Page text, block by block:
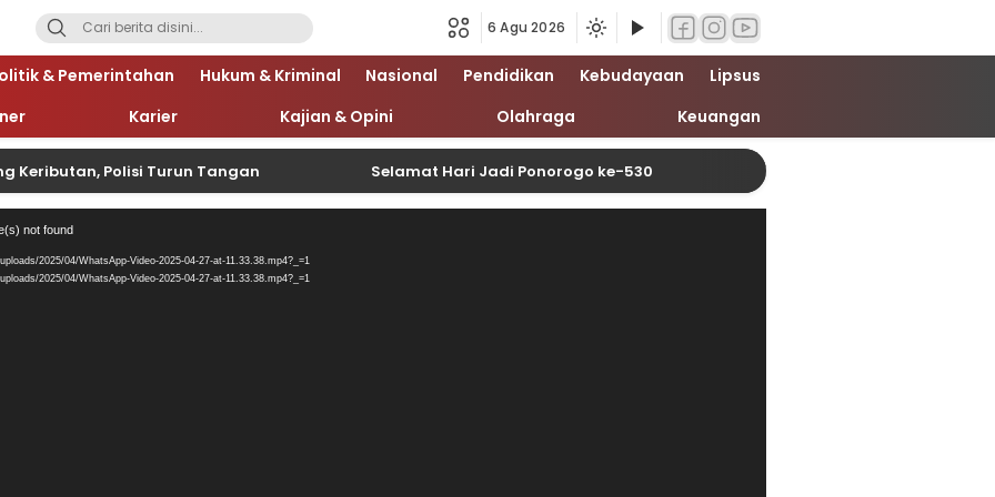
6 Agu 2026
& Pemerintahan Hukum & Kriminal Nasional Pendidikan Kebudayaan
Lipsus
Karier Kajian & Opini Olahraga Keuangan
Polisi Turun Tangan Selamat Hari Jadi Ponorogo ke-530 Polsek Rambah Samo Tanam
not found
2025/04/WhatsApp-Video-2025-04-27-at-11.33.38.mp4?_=1
2025/04/WhatsApp-Video-2025-04-27-at-11.33.38.mp4?_=1